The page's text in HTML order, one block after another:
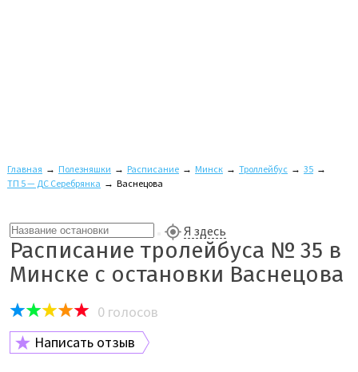
Главная → Полезняшки → Расписание → Минск → Троллейбус → 35 →
ТП 5 — ДС Серебрянка → Васнецова
Я здесь
Расписание тролейбуса № 35 в
Минске с остановки Васнецова
0 голосов
Написать отзыв